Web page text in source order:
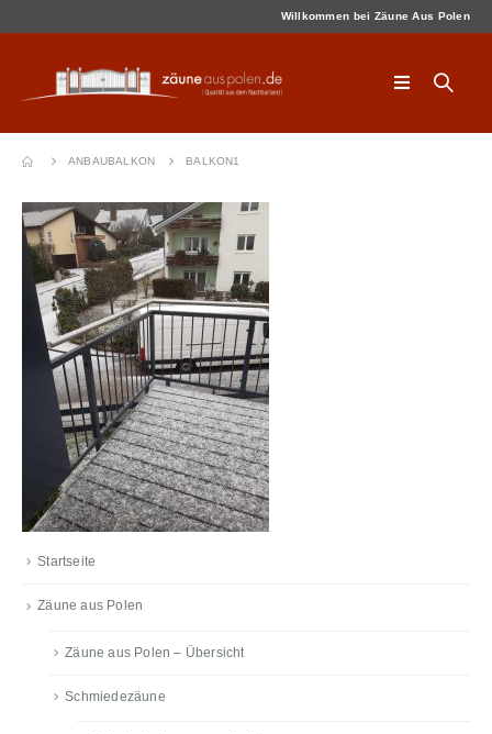
Willkommen bei Zäune Aus Polen
ANBAUBALKON BALKON1
Startseite
Zäune aus Polen
Zäune aus Polen – Übersicht
Schmiedezäune